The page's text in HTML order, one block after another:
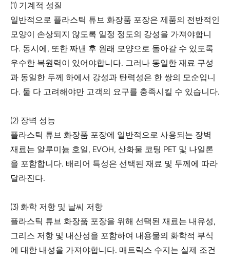
(1) 기계적 성질
일반적으로 플라스틱 튜브 화장품 포장은 제품의 전반적인
모양이 손상되지 않도록 일정 정도의 강성을 가져야합니
다. 동시에, 또한 짜낸 후 원래 모양으로 돌아갈 수 있도록
우수한 복원력이 있어야합니다. 그러나 동일한 재료 구성
과 동일한 두께 하에서 강성과 탄력성은 한 쌍의 모순입니
다. 둘 다 고려해야만 고객의 요구를 충족시킬 수 있습니다.
(2) 장벽 성능
플라스틱 튜브 화장품 포장에 일반적으로 사용되는 장벽
재료는 알루미늄 호일, EVOH, 산화물 코팅 PET 및 나일론
을 포함합니다. 배리어 특성은 선택된 재료 및 두께에 따라
달라진다.
(3) 화학 저항 및 날씨 저항
플라스틱 튜브 화장품 포장을 위해 선택된 재료는 내유성,
그리스 저항 및 내산성을 포함하여 내용물의 화학적 부식
에 대한 내성을 가져야합니다. 매트릭스 수지는 실제 조건